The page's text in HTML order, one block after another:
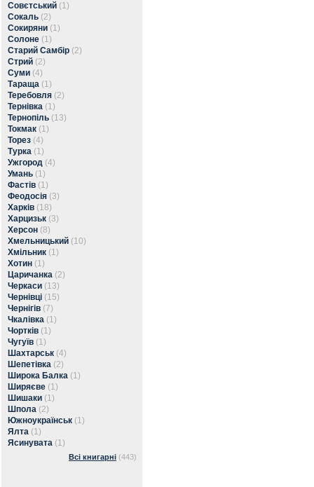
Совєтський (1)
Сокаль (2)
Сокиряни (1)
Солоне (1)
Старий Самбір (2)
Стрий (2)
Суми (4)
Тараща (1)
Теребовля (2)
Тернівка (1)
Тернопіль (13)
Токмак (1)
Торез (4)
Турка (1)
Ужгород (4)
Умань (1)
Фастів (1)
Феодосія (3)
Харків (18)
Харцизьк (3)
Херсон (8)
Хмельницький (10)
Хмільник (1)
Хотин (1)
Царичанка (2)
Черкаси (13)
Чернівці (15)
Чернігів (7)
Чкалівка (1)
Чортків (1)
Чугуїв (1)
Шахтарськ (4)
Шепетівка (2)
Широка Балка (1)
Ширяєве (1)
Шишаки (1)
Шпола (2)
Южноукраїнськ (1)
Ялта (1)
Ясинувата (1)
Всі книгарні (443)